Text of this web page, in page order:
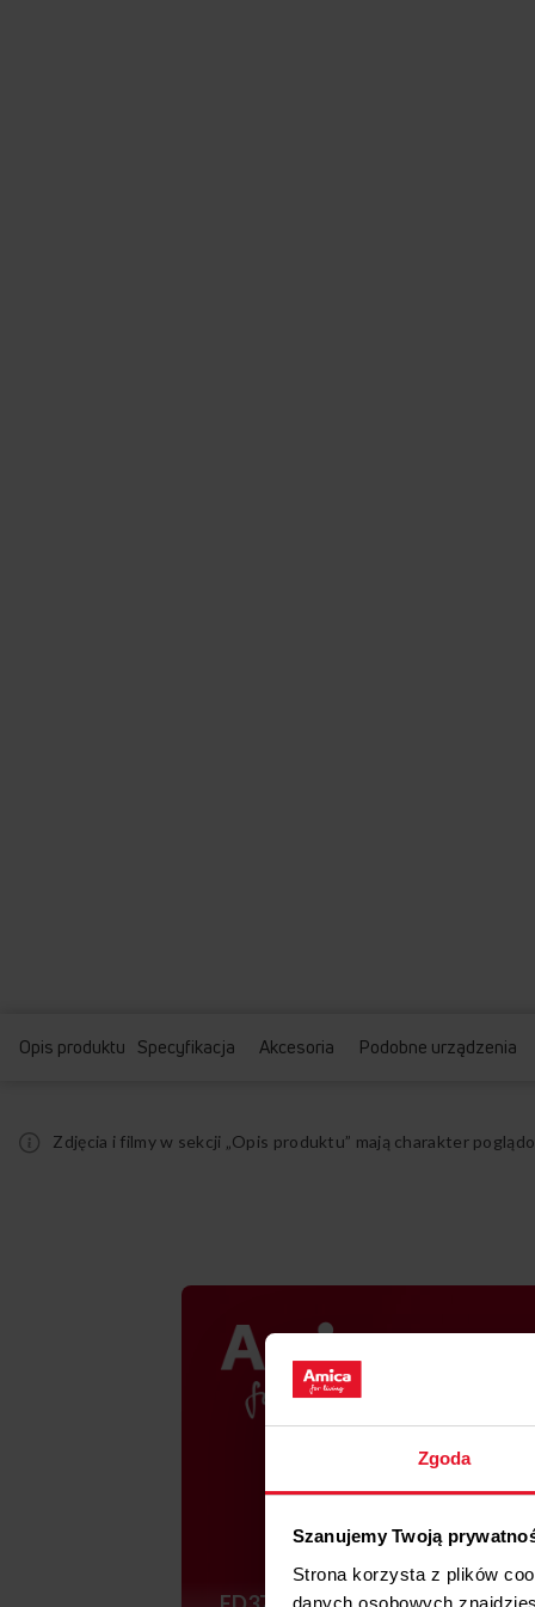
Zgoda
Szanujemy Twoją
Strona korzysta z plików
danych osobowych
Opis produktu Specyfikacja Akcesoria Podobne urządzenia
Zdjęcia i filmy w sekcji „Opis produktu” mają charakter